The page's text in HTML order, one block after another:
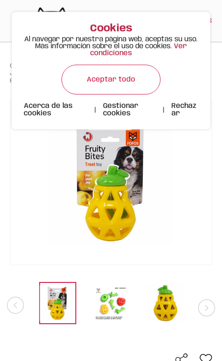
ES
Gato Feliz Productos > >
Juguete Interactivo para Perros - Dispensador de Premios Pera
FOFOS
Cookies
Al navegar por nuestra página web, aceptas su uso.
Más información sobre el uso de cookies. Ver
condiciones
Aceptar todo
Acerca de las
cookies
Gestionar
cookies
Rechaz
ar